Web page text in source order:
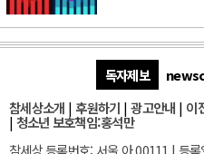
독자제보
참세상소개 | 후원하기 |광고안내 | 이
| 청소년 보호책임:홍석만
참세상 등록번호: 서울 아 00111 | 등